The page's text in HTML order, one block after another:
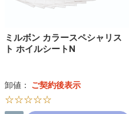
ミルボン カラースペシャリス
ト ホイルシートN
卸値： ご契約後表示
☆☆☆☆☆